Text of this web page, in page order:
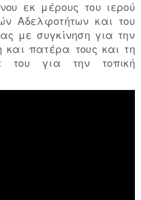
εκ μέρους του ιερού
Αδελφοτήτων και του
με συγκίνηση για την
πατέρα τους και τη
του για την τοπική